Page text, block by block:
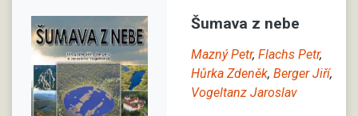
Šumava z nebe
Mazný Petr, Flachs Petr,
Hůrka Zdeněk, Berger Jiří,
Vogeltanz Jaroslav